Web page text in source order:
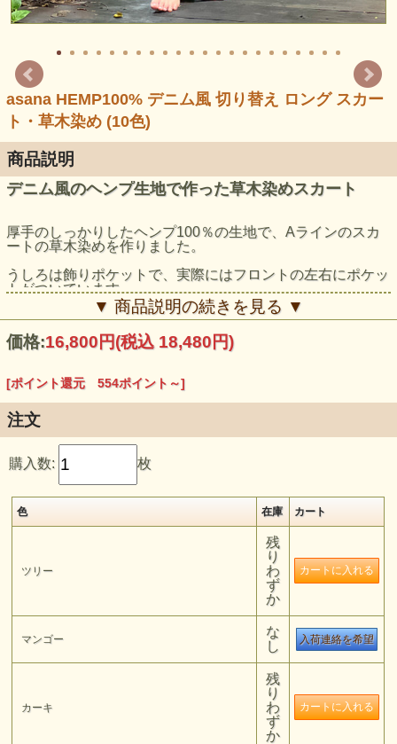
asana HEMP100% デニム風 切り替え ロング スカー
ト・草木染め (10色)
商品説明
デニム風のヘンプ生地で作った草木染めスカート
厚手のしっかりしたヘンプ100％の生地で、Aラインのスカ
ートの草木染めを作りました。
うしろは飾りポケットで、実際にはフロントの左右にポケッ
トがついています。
切替部分のフリンジや、ヘンプで編んだ付属の紐でナチュラ
ルな感じに着こなせます。
インディゴ着用）
▼ 商品説明の続きを見る ▼
価格:16,800円(税込 18,480円)
[ポイント還元 554ポイント～]
注文
購入数: 枚
色 在庫 カート
ツリー
残
り
わ
ず
か
マンゴー
な
し
入荷連絡を希望
カーキ
残
り
わ
ず
か